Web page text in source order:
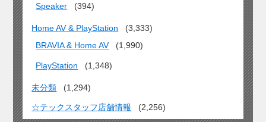
Speaker (394)
Home AV & PlayStation
(3,333)
BRAVIA & Home AV
(1,990)
PlayStation (1,348)
未分類 (1,294)
☆テックスタッフ店舗情報 (2,256)